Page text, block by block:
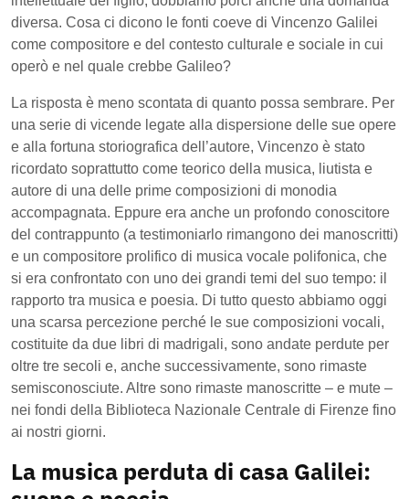
diversa. Cosa ci dicono le fonti coeve di Vincenzo Galilei
come compositore e del contesto culturale e sociale in cui
operò e nel quale crebbe Galileo?
La risposta è meno scontata di quanto possa sembrare. Per
una serie di vicende legate alla dispersione delle sue opere
e alla fortuna storiografica dell’autore, Vincenzo è stato
ricordato soprattutto come teorico della musica, liutista e
autore di una delle prime composizioni di monodia
accompagnata. Eppure era anche un profondo conoscitore
del contrappunto (a testimoniarlo rimangono dei manoscritti)
e un compositore prolifico di musica vocale polifonica, che
si era confrontato con uno dei grandi temi del suo tempo: il
rapporto tra musica e poesia. Di tutto questo abbiamo oggi
una scarsa percezione perché le sue composizioni vocali,
costituite da due libri di madrigali, sono andate perdute per
oltre tre secoli e, anche successivamente, sono rimaste
semisconosciute. Altre sono rimaste manoscritte – e mute –
nei fondi della Biblioteca Nazionale Centrale di Firenze fino
ai nostri giorni.
La musica perduta di casa Galilei: